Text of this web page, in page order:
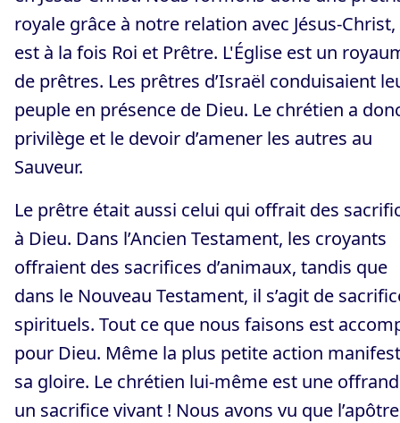
royale grâce à notre relation avec Jésus-
est à la fois Roi et Prêtre. L'Église est un
de prêtres. Les prêtres d’Israël conduisaient
peuple en présence de Dieu. Le chrétien a
privilège et le devoir d’amener les autres au
Sauveur.
Le prêtre était aussi celui qui offrait des
à Dieu. Dans l’Ancien Testament, les croyants
offraient des sacrifices d’animaux, tandis que
dans le Nouveau Testament, il s’agit de
spirituels. Tout ce que nous faisons est
pour Dieu. Même la plus petite action
sa gloire. Le chrétien lui-même est une
un sacrifice vivant ! Nous avons vu que l’apôtre